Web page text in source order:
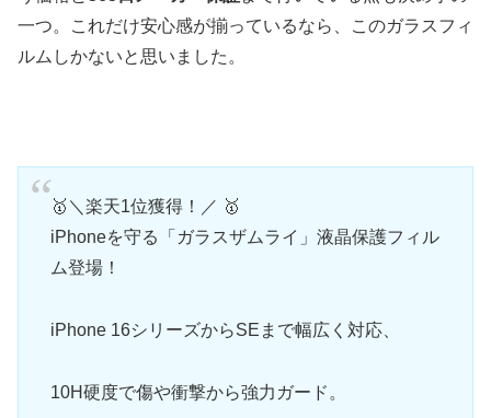
一つ。これだけ安心感が揃っているなら、このガラスフィ
ルムしかないと思いました。
🥇＼楽天1位獲得！／ 🥇
iPhoneを守る「ガラスザムライ」液晶保護フィル
ム登場！
iPhone 16シリーズからSEまで幅広く対応、
10H硬度で傷や衝撃から強力ガード。